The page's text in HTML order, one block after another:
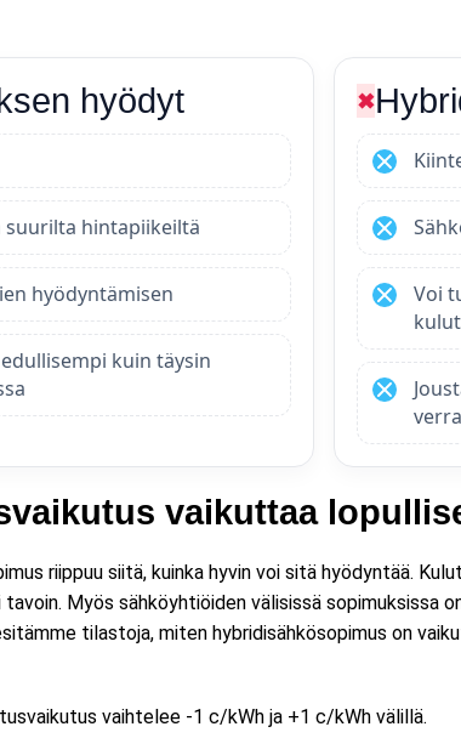
hyödyt
suurilta hintapiikeiltä
hyödyntämisen
kuin täysin
✖
Voi
vaikuttaa
riippuu siitä, kuinka hyvin voi sitä hyödyntää.
Myös sähköyhtiöiden välisissä sopimuksissa
tilastoja, miten hybridisähkösopimus on
vaihtelee -1 c/kWh ja +1 c/kWh välillä.